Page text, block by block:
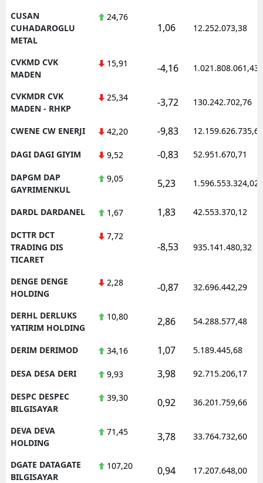
CUSAN
CUHADAROGLU
METAL
24,76
1,06 12.252.073,38
CVKMD CVK
MADEN
15,91 -4,16 1.021.808.061,43
CVKMDR CVK
MADEN - RHKP
25,34 -3,72 130.242.702,76
CWENE CW ENERJI 42,20 -9,83 12.159.626.735,62
DAGI DAGI GIYIM 9,52 -0,83 52.951.670,71
DAPGM DAP
GAYRIMENKUL
9,05 5,23 1.596.553.324,02
DARDL DARDANEL 1,67 1,83 42.553.370,12
DCTTR DCT
TRADING DIS
TICARET
7,72
-8,53 935.141.480,32
DENGE DENGE
HOLDING
2,28 -0,87 32.696.442,29
DERHL DERLUKS
YATIRIM HOLDING
10,80 2,86 54.288.577,48
DERIM DERIMOD 34,16 1,07 5.189.445,68
DESA DESA DERI 9,93 3,98 92.715.206,17
DESPC DESPEC
BILGISAYAR
39,30 0,92 36.201.759,66
DEVA DEVA
HOLDING
71,45 3,78 33.764.732,60
DGATE DATAGATE
BILGISAYAR
107,20 0,94 17.207.648,00